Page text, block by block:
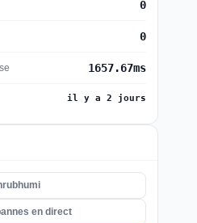
0
0
1657.67ms
il y a 2 jours
en direct